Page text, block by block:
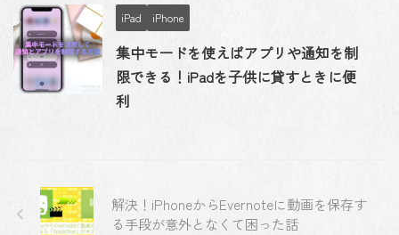
iPad iPhone
集中モードを使えばアプリや通知を制
限できる！iPadを子供に貸すときに便
利
解決！iPhoneからEvernoteに動画を保存す
る手段が意外となくて困った話